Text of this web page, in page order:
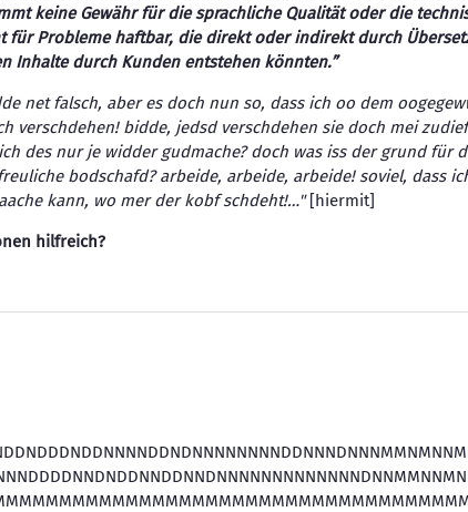
keine Gewähr für die sprachliche Qualität oder die
für Probleme haftbar, die direkt oder indirekt durch
Inhalte durch Kunden entstehen könnten.”
net falsch, aber es doch nun so, dass ich oo dem
verschdehen! bidde, jedsd verschdehen sie doch mei
des nur je widder gudmache? doch was iss der grund für
bodschafd? arbeide, arbeide, arbeide! soviel, dass
kann, wo mer der kobf schdeht!…"[hiermit]
hilfreich?